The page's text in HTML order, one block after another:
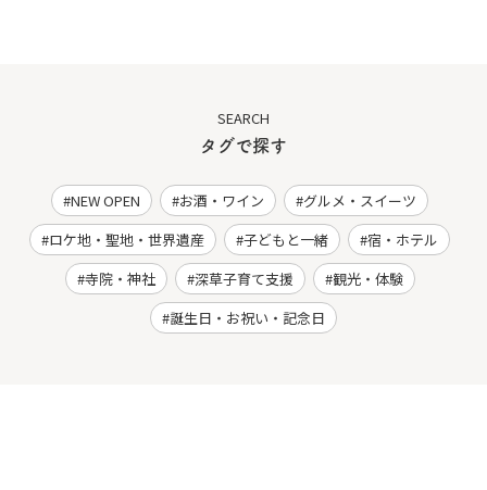
SEARCH
タグで探す
NEW OPEN お酒・ワイン
グルメ・スイーツ
ロケ地・聖地・世界遺産
子どもと一緒
宿・ホテル
寺院・神社
深草子育て支援
観光・体験
誕生日・お祝い・記念日